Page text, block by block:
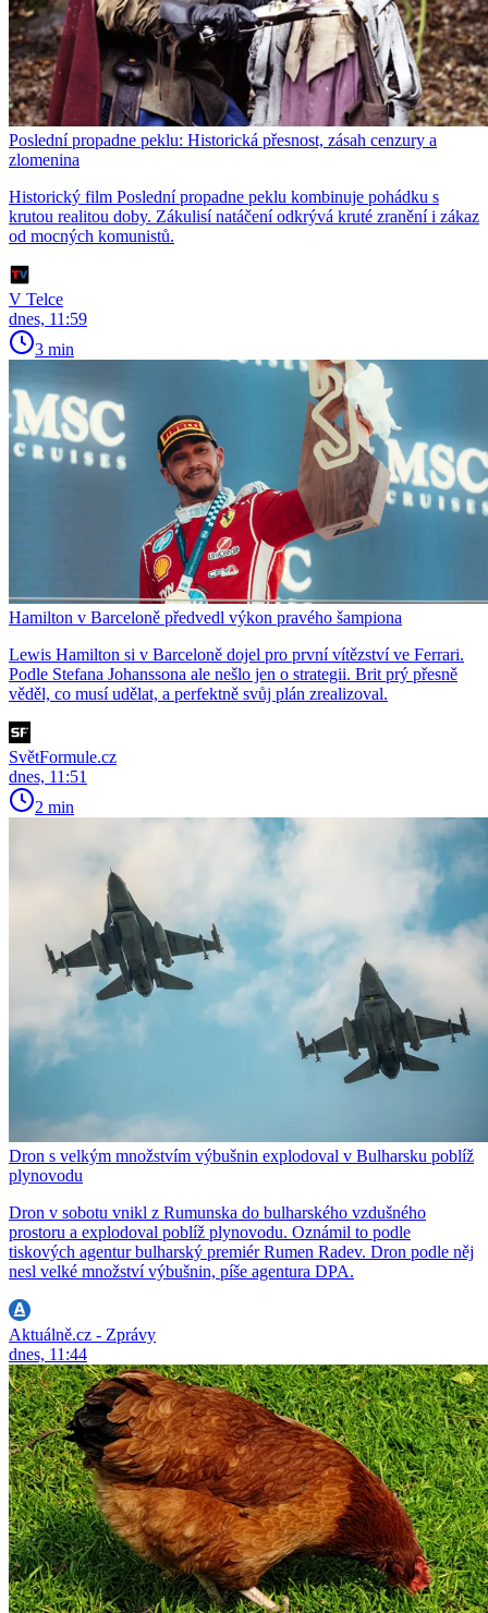
Poslední propadne peklu: Historická přesnost, zásah cenzury a
zlomenina
Historický film Poslední propadne peklu kombinuje pohádku s
krutou realitou doby. Zákulisí natáčení odkrývá kruté zranění i zákaz
od mocných komunistů.
V Telce
dnes, 11:59
3 min
Hamilton v Barceloně předvedl výkon pravého šampiona
Lewis Hamilton si v Barceloně dojel pro první vítězství ve Ferrari.
Podle Stefana Johanssona ale nešlo jen o strategii. Brit prý přesně
věděl, co musí udělat, a perfektně svůj plán zrealizoval.
SvětFormule.cz
dnes, 11:51
2 min
Dron s velkým množstvím výbušnin explodoval v Bulharsku poblíž
plynovodu
Dron v sobotu vnikl z Rumunska do bulharského vzdušného
prostoru a explodoval poblíž plynovodu. Oznámil to podle
tiskových agentur bulharský premiér Rumen Radev. Dron podle něj
nesl velké množství výbušnin, píše agentura DPA.
Aktuálně.cz - Zprávy
dnes, 11:44